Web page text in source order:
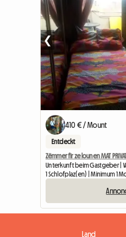
❮
410 € / Mount
Entdeckt
Zëmmer fir ze lounen MAT
Unterkunft beim Gastgeber |
1 Schlofplaz(en) | Minimum 1
Land